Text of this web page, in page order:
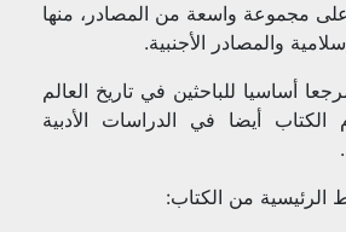
مجموعة واسعة من المصادر، منها
والمصادر الأجنبية.
أساسيا للباحثين في تاريخ العالم
الكتاب أيضا في الدراسات الأدبية
الرئيسية من الكتاب: